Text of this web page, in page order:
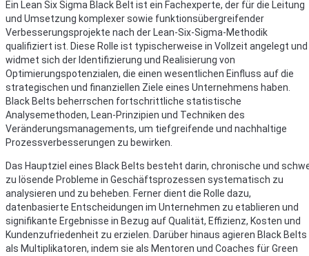
Ein Lean Six Sigma Black Belt ist ein Fachexperte, der für die Leitung
und Umsetzung komplexer sowie funktionsübergreifender
Verbesserungsprojekte nach der Lean-Six-Sigma-Methodik
qualifiziert ist. Diese Rolle ist typischerweise in Vollzeit angelegt und
widmet sich der Identifizierung und Realisierung von
Optimierungspotenzialen, die einen wesentlichen Einfluss auf die
strategischen und finanziellen Ziele eines Unternehmens haben.
Black Belts beherrschen fortschrittliche statistische
Analysemethoden, Lean-Prinzipien und Techniken des
Veränderungsmanagements, um tiefgreifende und nachhaltige
Prozessverbesserungen zu bewirken.
Das Hauptziel eines Black Belts besteht darin, chronische und
zu lösende Probleme in Geschäftsprozessen systematisch zu
analysieren und zu beheben. Ferner dient die Rolle dazu,
datenbasierte Entscheidungen im Unternehmen zu etablieren und
signifikante Ergebnisse in Bezug auf Qualität, Effizienz, Kosten und
Kundenzufriedenheit zu erzielen. Darüber hinaus agieren Black Belts
als Multiplikatoren, indem sie als Mentoren und Coaches für Green